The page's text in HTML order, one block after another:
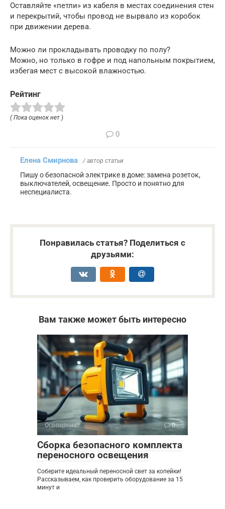
Оставляйте «петли» из кабеля в местах соединения стен
и перекрытий, чтобы провод не вырвало из коробок
при движении дерева.
Можно ли прокладывать проводку по полу?
Можно, но только в гофре и под напольным покрытием,
избегая мест с высокой влажностью.
Рейтинг
( Пока оценок нет )
0
Елена Смирнова / автор статьи
Пишу о безопасной электрике в доме: замена розеток,
выключателей, освещение. Просто и понятно для
неспециалиста.
Понравилась статья? Поделиться с
друзьями:
Вам также может быть интересно
Освещение 0
Сборка безопасного комплекта
переносного освещения
Соберите идеальный переносной свет за копейки!
Рассказываем, как проверить оборудование за 15
минут и